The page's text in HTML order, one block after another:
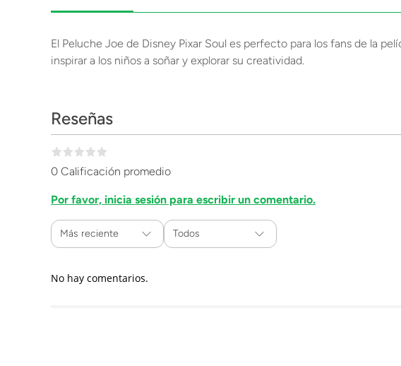
El Peluche Joe de Disney Pixar Soul es perfecto para los fans de la
inspirar a los niños a soñar y explorar su creatividad.
Reseñas
0 Calificación promedio
Por favor, inicia sesión para escribir un comentario.
Más reciente Todos
No hay comentarios.